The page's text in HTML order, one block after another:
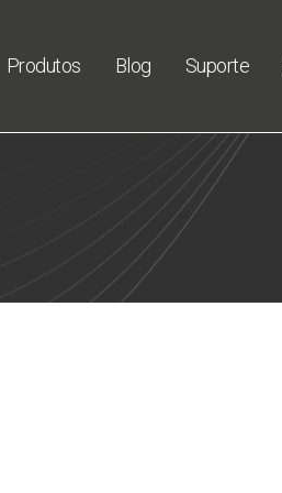
Produtos Blog Suporte